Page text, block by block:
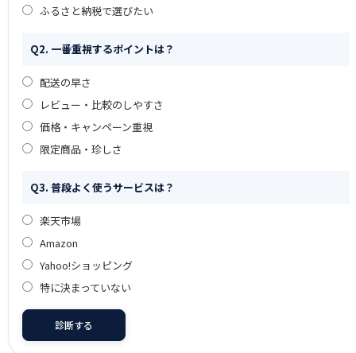
ふるさと納税で選びたい
Q2. 一番重視するポイントは？
配送の早さ
レビュー・比較のしやすさ
価格・キャンペーン重視
限定商品・珍しさ
Q3. 普段よく使うサービスは？
楽天市場
Amazon
Yahoo!ショッピング
特に決まっていない
診断する